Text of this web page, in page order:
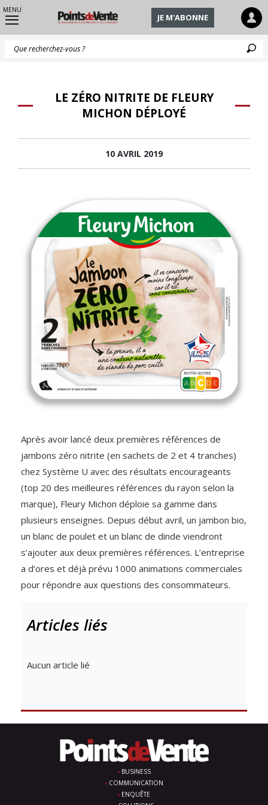
MENU
JE M'ABONNE
LE ZÉRO NITRITE DE FLEURY
MICHON DÉPLOYÉ
10 AVRIL 2019
Après avoir lancé deux premières références de
jambons zéro nitrite (en sachets de 2 et 4 tranches)
chez Système U avec des résultats encourageants
(top 20 des meilleures références du rayon selon la
marque), Fleury Michon déploie sa gamme dans
plusieurs enseignes. Depuis début avril, un jambon bio,
un blanc de poulet et un blanc de dinde viendront
s’ajouter aux deux premières références. L’entreprise
a d’ores et déjà prévu 1000 animations commerciales
pour répondre aux questions des consommateurs.
Articles liés
Aucun article lié
BUSINESS
COMMUNICATION
ENQUÊTE